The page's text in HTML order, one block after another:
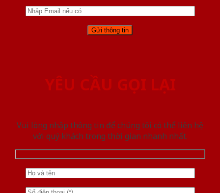
YÊU CẦU GỌI LẠI
Vui lòng nhập thông tin để chúng tôi có thể liên hệ
với quý khách trong thời gian nhanh nhất.